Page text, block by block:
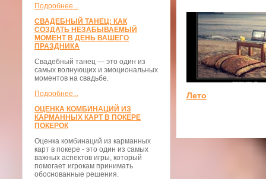
Подробнее...
СВАДЕБНЫЙ ТАНЕЦ: КАК
СОЗДАТЬ НЕЗАБЫВАЕМЫЙ
МОМЕНТ В ДЕНЬ ВАШЕГО
ПРАЗДНИКА
Свадебный танец — это один из
самых волнующих и эмоциональных
моментов на свадьбе.
Подробнее...
ОЦЕНКА КОМБИНАЦИЙ ИЗ
КАРМАННЫХ КАРТ В ПОКЕРЕ
ПОКЕРОК
Оценка комбинаций из карманных
карт в покере - это один из самых
важных аспектов игры, который
помогает игрокам принимать
обоснованные решения.
Лето